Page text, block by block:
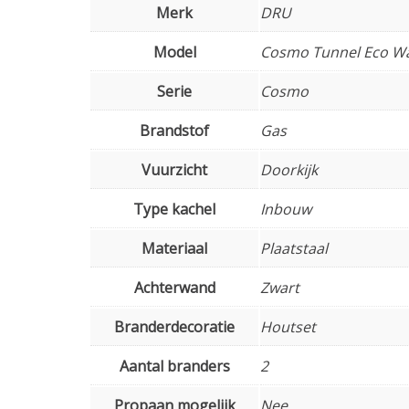
Merk
DRU
Model
Cosmo Tunnel Eco
Serie
Cosmo
Brandstof
Gas
Vuurzicht
Doorkijk
Type kachel
Inbouw
Materiaal
Plaatstaal
Achterwand
Zwart
Branderdecoratie
Houtset
Aantal branders
2